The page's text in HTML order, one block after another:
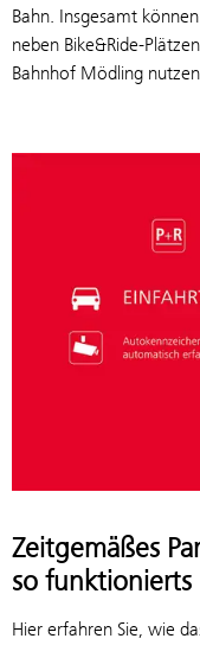
Bahn. Insgesamt
neben Bike&Ride-
Bahnhof Mödling nutzen.
Zeitgemäßes
so funktionierts
Hier erfahren Sie, wie